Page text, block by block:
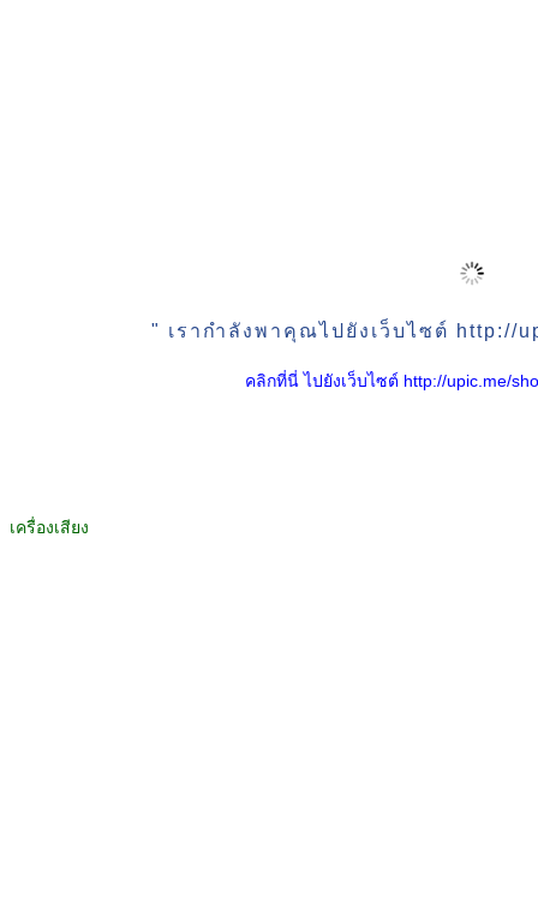
" เรากำลังพาคุณไปยังเว็บไซต์ http://
คลิกที่นี่ ไปยังเว็บไซต์ http://upic.me/
เครื่องเสียง